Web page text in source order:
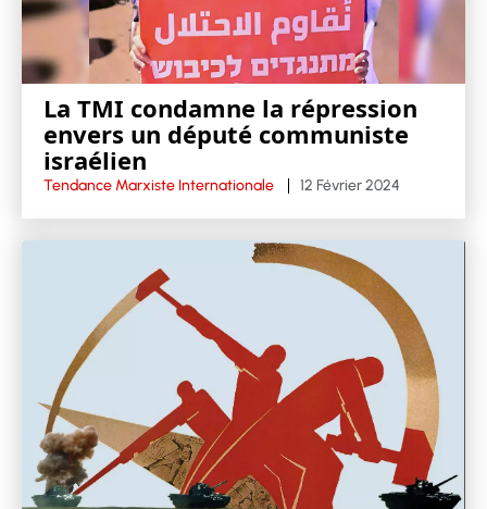
La TMI condamne la répression
envers un député communiste
israélien
Tendance Marxiste Internationale 12 Février 2024